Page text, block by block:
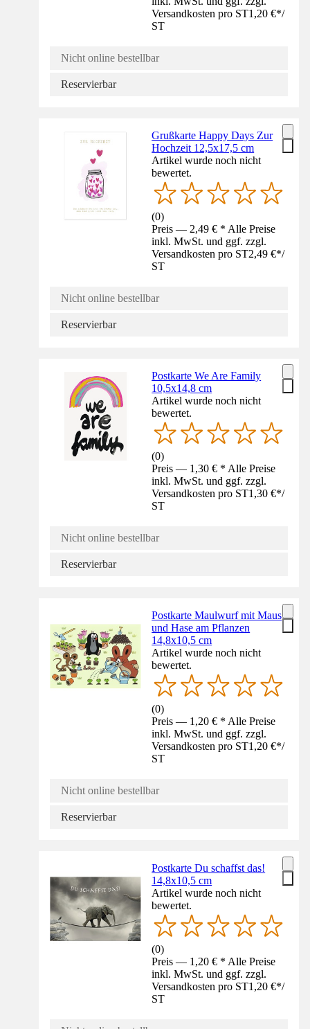
Versandkosten pro ST1,20 €*/
ST
Nicht online bestellbar
Reservierbar
Grußkarte Happy Days Zur
Hochzeit 12,5x17,5 cm
Artikel wurde noch nicht
bewertet.
(0)
Preis — 2,49 € * Alle Preise
inkl. MwSt. und ggf. zzgl.
Versandkosten pro ST2,49 €*/
ST
Nicht online bestellbar
Reservierbar
Postkarte We Are Family
10,5x14,8 cm
Artikel wurde noch nicht
bewertet.
(0)
Preis — 1,30 € * Alle Preise
inkl. MwSt. und ggf. zzgl.
Versandkosten pro ST1,30 €*/
ST
Nicht online bestellbar
Reservierbar
Postkarte Maulwurf mit Maus
und Hase am Pflanzen
14,8x10,5 cm
Artikel wurde noch nicht
bewertet.
(0)
Preis — 1,20 € * Alle Preise
inkl. MwSt. und ggf. zzgl.
Versandkosten pro ST1,20 €*/
ST
Nicht online bestellbar
Reservierbar
Postkarte Du schaffst das!
14,8x10,5 cm
Artikel wurde noch nicht
bewertet.
(0)
Preis — 1,20 € * Alle Preise
inkl. MwSt. und ggf. zzgl.
Versandkosten pro ST1,20 €*/
ST